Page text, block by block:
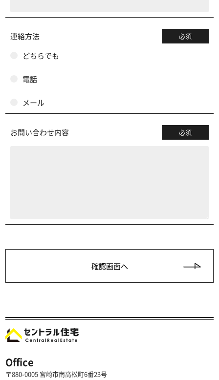
連絡方法 必須
どちらでも
電話
メール
お問い合わせ内容 必須
Office
〒880-0005 宮崎市南高松町6番23号